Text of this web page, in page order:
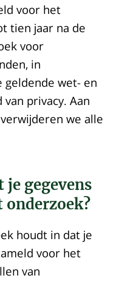
voor het
tien jaar na de
voor
in
wet- en
privacy. Aan
we alle
je gegevens
onderzoek?
houdt in dat je
voor het
van